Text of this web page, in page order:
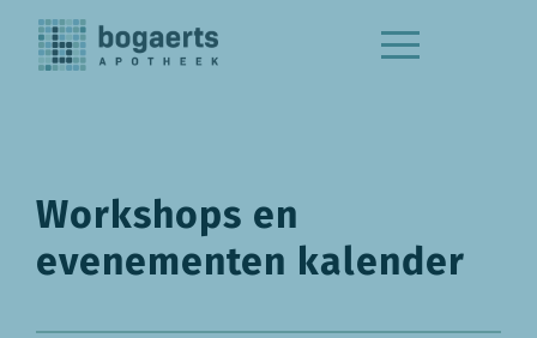
Workshops en
evenementen kalender